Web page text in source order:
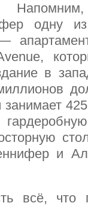
Напомним,
одну
в
и
всё, что